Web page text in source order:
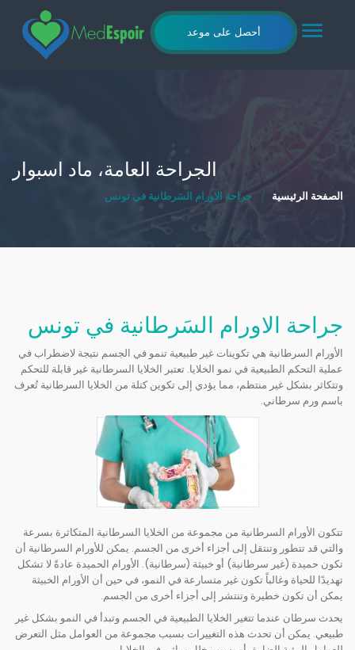
Toggle
navigation
أحصل على موعد
الجراحة العامة، ماد اسبوار
الصفحة الرئيسية جراحة الاورام السَرطانية في تونس
جراحة الاورام السَرطانية في تونس
الأورام السرطانية هي تكوينات غير طبيعية تنمو في الجسم نتيجة لاضطراب في
عملية التحكم الطبيعية في نمو الخلايا. تعتبر الخلايا السرطانية غير قابلة للتحكم
وتتكاثر بشكل غير منتظم، مما يؤدي إلى تكوين كتلة من الخلايا السرطانية تُعرف
باسم ورم سرطاني.
تتكون الأورام السرطانية من مجموعة من الخلايا السرطانية المتكاثرة بسرعة
والتي قد تتطور وتنتقل إلى أجزاء أخرى من الجسم. يمكن للأورام السرطانية أن
تكون حميدة (غير سرطانية) أو خبيثة (سرطانية). الأورام الحميدة عادةً لا تشكل
تهديدًا للحياة وغالباً تكون غير متسارعة في النمو، في حين أن الأورام الخبيثة
يمكن أن تكون خطيرة وتنتشر إلى أجزاء أخرى من الجسم.
يحدث سرطان عندما تتغير الخلايا الطبيعية في الجسم وتبدأ في النمو بشكل غير
طبيعي. يمكن أن تحدث هذه التغييرات بسبب مجموعة من العوامل مثل التعرض